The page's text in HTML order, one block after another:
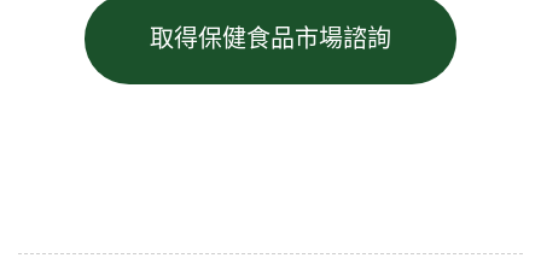
取得保健食品市場諮詢